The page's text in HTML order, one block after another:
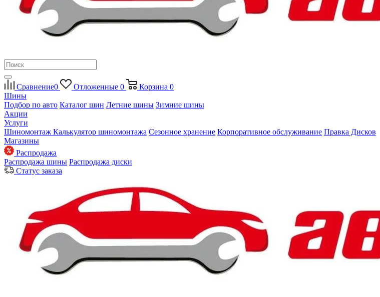
Сравнение0 Отложенные 0 Корзина 0
Шины
Подбор по авто Каталог шин Летние шины Зимние шины
Акции
Услуги
Шиномонтаж Калькулятор шиномонтажа Сезонное хранение Корпоративное обслуживание Правка Дисков
Магазины
Распродажа
Распродажа шины Распродажа диски
Статус заказа